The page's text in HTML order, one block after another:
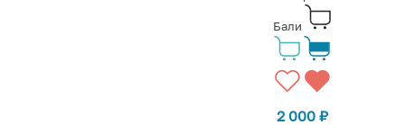
Бали
2 000 ₽